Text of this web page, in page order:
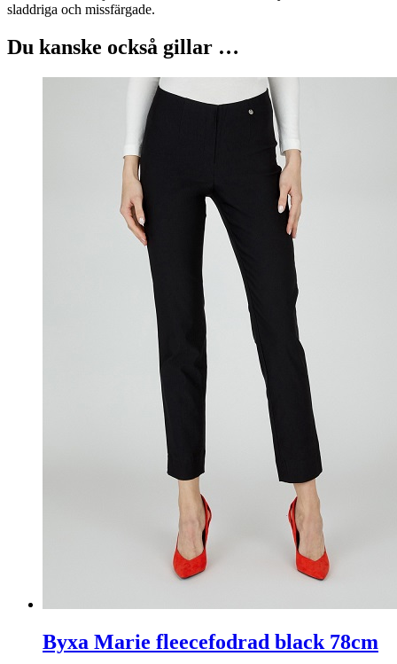
sladdriga och missfärgade.
Du kanske också gillar …
Byxa Marie fleecefodrad black 78cm